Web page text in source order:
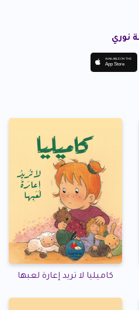
نوري
AVAILABLE ON THE
App Store
كاميليا لا تريد إعارة لعبها